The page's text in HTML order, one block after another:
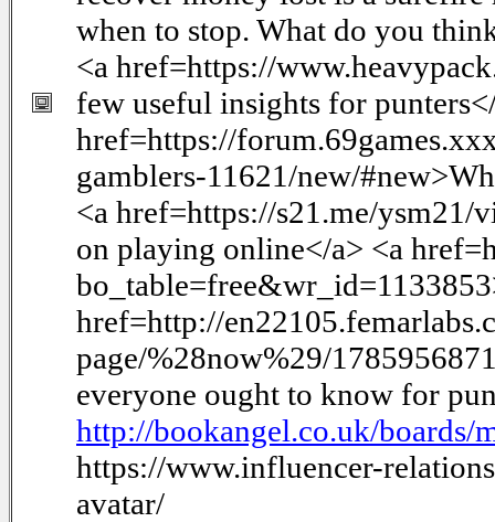
when to stop. What do you
<a href=https://
few useful insights for
href=https://
gamblers-11621/new/
<a href=https://s21.me/
on playing online</a> <a
href=http://
page/%28now%29/
everyone ought to know for
http://bookangel.co.uk/boards/
https://www.influencer-
avatar/